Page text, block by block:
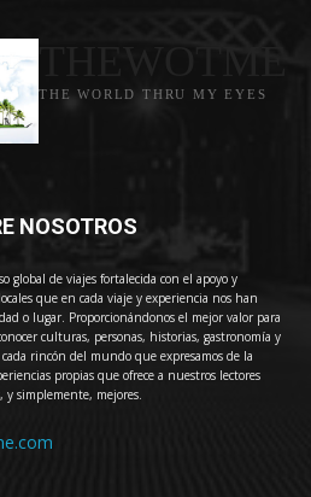
THE WORLD THRU MY EYES
NOSOTROS
global de viajes fortalecida con el apoyo y
que en cada viaje y experiencia nos han
o lugar. Proporcionándonos el mejor valor para
culturas, personas, historias, gastronomía y
rincón del mundo que expresamos de la
propias que ofrece a nuestros lectores
y simplemente, mejores.